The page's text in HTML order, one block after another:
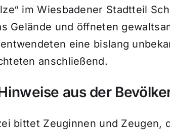
im Wiesbadener Stadtteil
Gelände und öffneten
eine bislang
anschließend.
aus der
bittet Zeuginnen und Zeugen,